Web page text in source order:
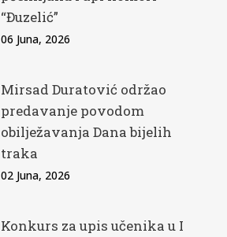
“Đuzelić”
06 Juna, 2026
Mirsad Duratović održao
predavanje povodom
obilježavanja Dana bijelih
traka
02 Juna, 2026
Konkurs za upis učenika u I